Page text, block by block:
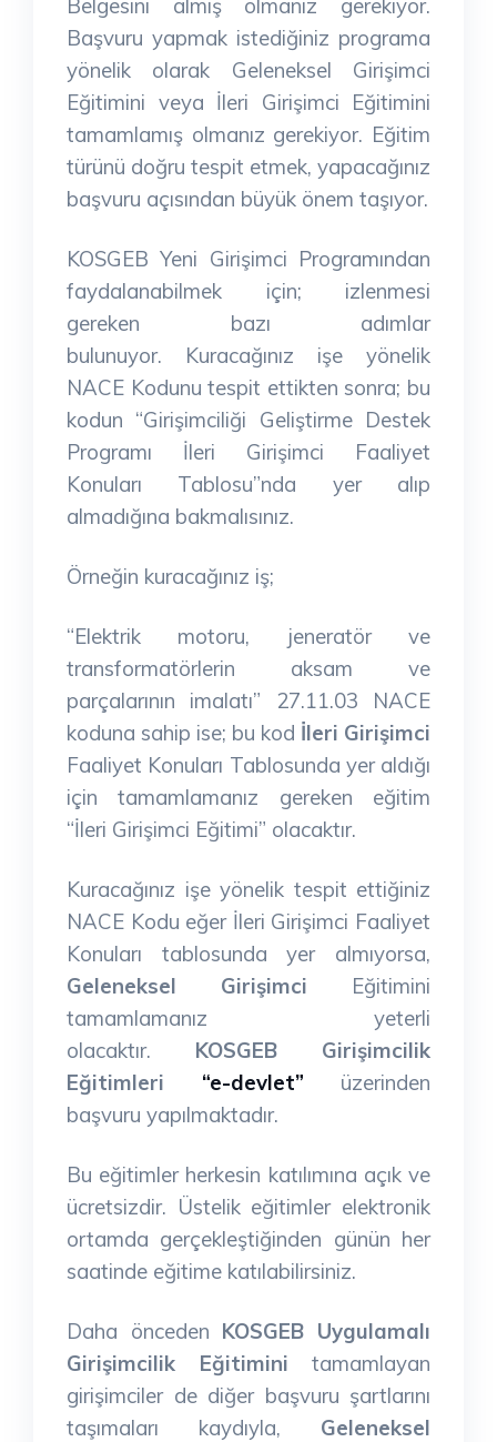
Başvuru yapmak istediğiniz programa
yönelik olarak Geleneksel Girişimci
Eğitimini veya İleri Girişimci Eğitimini
tamamlamış olmanız gerekiyor. Eğitim
türünü doğru tespit etmek, yapacağınız
başvuru açısından büyük önem taşıyor.
KOSGEB Yeni Girişimci Programından
faydalanabilmek için; izlenmesi
gereken bazı adımlar
bulunuyor. Kuracağınız işe yönelik
NACE Kodunu tespit ettikten sonra; bu
kodun “Girişimciliği Geliştirme Destek
Programı İleri Girişimci Faaliyet
Konuları Tablosu”nda yer alıp
almadığına bakmalısınız.
Örneğin kuracağınız iş;
“Elektrik motoru, jeneratör ve
transformatörlerin aksam ve
parçalarının imalatı” 27.11.03 NACE
koduna sahip ise; bu kod İleri Girişimci
Faaliyet Konuları Tablosunda yer aldığı
için tamamlamanız gereken eğitim
“İleri Girişimci Eğitimi” olacaktır.
Kuracağınız işe yönelik tespit ettiğiniz
NACE Kodu eğer İleri Girişimci Faaliyet
Konuları tablosunda yer almıyorsa,
Geleneksel Girişimci Eğitimini
tamamlamanız yeterli
olacaktır. KOSGEB Girişimcilik
Eğitimleri
“e-devlet” üzerinden
başvuru yapılmaktadır.
Bu eğitimler herkesin katılımına açık ve
ücretsizdir. Üstelik eğitimler elektronik
ortamda gerçekleştiğinden günün her
saatinde eğitime katılabilirsiniz.
Daha önceden KOSGEB Uygulamalı
Girişimcilik Eğitimini tamamlayan
girişimciler de diğer başvuru şartlarını
taşımaları kaydıyla, Geleneksel